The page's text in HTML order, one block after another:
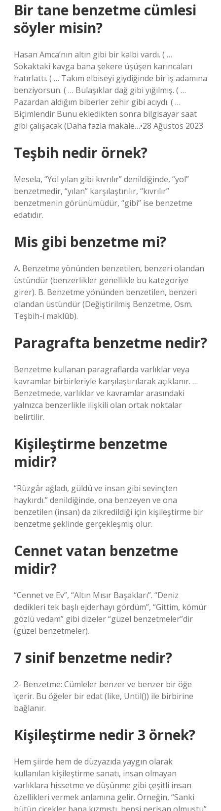
Bir tane benzetme cümlesi
söyler misin?
Hasan Amca’nın altın gibi bir kalbi vardı. ( …
Sokaktaki kavga bana şekere üşüşen karıncaları
hatırlattı. ( … Takım elbiseyi giydiğinde bir iş adamına
benziyorsun. ( … Bulaşıklar dağ gibi yığılmış. ( …
Pazardan aldığım biberler zehir gibi acıydı. ( …
Biçimlendir Bunu ekledikten sonra bilgisayar saat
gibi çalışacak (Daha fazla makale…•28 Ağustos 2023
Teşbih nedir örnek?
Mesela, “Yol yılan gibi kıvrılır” denildiğinde, “yol”
benzetmedir, “yılan” karşılaştırılır, “kıvrılır”
benzetmenin görünümüdür, “gibi” ise benzetme
edatıdır.
Mis gibi benzetme mi?
A. Benzetme yönünden benzetilen, benzeri olandan
üstündür (benzerlikler genellikle bu kategoriye
girer). B. Benzetme yönünden benzetilen, benzeri
olandan üstündür (Değiştirilmiş Benzetme, Osm.
Teşbih-i maklûb).
Paragrafta benzetme nedir?
Benzetme kullanan paragraflarda varlıklar veya
kavramlar birbirleriyle karşılaştırılarak açıklanır. …
Benzetmede, varlıklar ve kavramlar arasındaki
yalnızca benzerlikle ilişkili olan ortak noktalar
belirtilir.
Kişileştirme benzetme
midir?
“Rüzgâr ağladı, güldü ve insan gibi sevinçten
haykırdı.” denildiğinde, ona benzeyen ve ona
benzetilen (insan) da zikredildiği için kişileştirme bir
benzetme şeklinde gerçekleşmiş olur.
Cennet vatan benzetme
midir?
“Cennet ve Ev”, “Altın Mısır Başakları”. “Deniz
dedikleri tek başlı ejderhayı gördüm”, “Gittim, kömür
gözlü vedam” gibi dizeler “güzel benzetmeler”dir
(güzel benzetmeler).
7 sinif benzetme nedir?
2- Benzetme: Cümleler benzer ve benzer bir öğe
içerir. Bu öğeler bir edat (like, Until()) ile birbirine
bağlanır.
Kişileştirme nedir 3 örnek?
Hem şiirde hem de düzyazıda yaygın olarak
kullanılan kişileştirme sanatı, insan olmayan
varlıklara hissetme ve düşünme gibi çeşitli insan
özellikleri vermek anlamına gelir. Örneğin, “Sanki